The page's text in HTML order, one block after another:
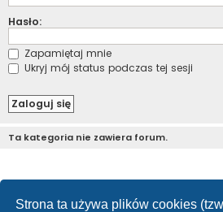
Strona ta używa plików cookies
Hasło:
Zapamiętaj mnie
Ukryj mój status podczas tej sesji
Ta kategoria nie zawiera forum.
Portal Forum